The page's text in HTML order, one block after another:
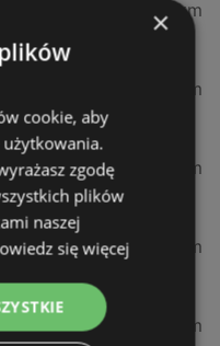
0,23 km
0,84 km
1,87 km
2,77 km
12,39 km
×
cookie, aby
zgodę
plików
naszej
się więcej